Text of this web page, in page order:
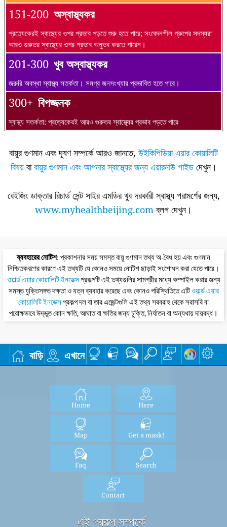
151-200 অস্বাস্থ্যকর
প্রত্যেকেরই স্বাস্থ্যের ওপর প্রভাব পড়তে শুরু হতে পারে; সংবেদনশীল গ্রুপের সদস্যরা
আরও গুরুতর স্বাস্থ্যের ওপর প্রভাব অনুভব করতে পারেন।
201-300 খুব অস্বাস্থ্যকর
জরুরি অবস্থা স্বাস্থ্য সতর্কতা। সমগ্র জনসংখ্যার প্রভাবিত হতে পারে।
300+ বিপজ্জনক
স্বাস্থ্য সতর্কতা: প্রত্যেকেরই আরও গুরুতর স্বাস্থ্যের প্রভাব পড়তে পারে
বায়ুর গুণমান এবং দূষণ সম্পর্কে আরও জানতে, উইকিপিডিয়া এয়ার কোয়ালিটি
বিষয়বাবায়ুর গুণমান এবং আপনার স্বাস্থ্যের জন্য এয়ারনাউ গাইডদেখুন।
বেইজিং ডাক্তার রিচার্ড সেন্ট সাইর এমডির খুব দরকারী স্বাস্থ্য পরামর্শের জন্য,
www.myhealthbeijing.com ব্লগ দেখুন।
ব্যবহারের নোটিশ: প্রকাশনার সময় সমস্ত বায়ু গুণমান তথ্য অ-বৈধ হয় এবং গুণমান
নিশ্চিতকরণের কারণে এই তথ্যটি যে কোনও সময়ে নোটিশ ছাড়াই সংশোধন করা যেতে পারে।
ওয়ার্ল্ড এয়ার কোয়ালিটি ইনডেক্সপ্রকল্পটি এই তথ্যগুলির সামগ্রীর মধ্যে কম্পাইল করার জন্য
সমস্ত যুক্তিসঙ্গত দক্ষতা ও যত্ন ব্যবহার করেছে এবং কোনও পরিস্থিতিতে এটিওয়ার্ল্ড এয়ার
কোয়ালিটি ইনডেক্সপ্রকল্প দল বা তার এজেন্টগুলি এই তথ্য সরবরাহ থেকে সরাসরি বা
পরোক্ষভাবে উদ্ভূত কোন ক্ষতি, আঘাত বা ক্ষতির জন্য চুক্তি, নির্যাতন বা অন্যথায় দায়বদ্ধ।
বাড়ি এখানে
Home Here
Map Get a mask!
Faq Search
Contact
এই প্রকল্প সম্পর্কে